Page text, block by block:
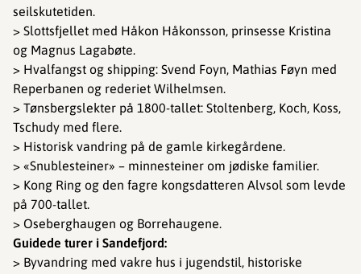
seilskutetiden.
> Slottsfjellet med Håkon Håkonsson, prinsesse Kristina
og Magnus Lagabøte.
> Hvalfangst og shipping: Svend Foyn, Mathias Føyn med
Reperbanen og rederiet Wilhelmsen.
> Tønsbergslekter på 1800-tallet: Stoltenberg, Koch, Koss,
Tschudy med flere.
> Historisk vandring på de gamle kirkegårdene.
> «Snublesteiner» – minnesteiner om jødiske familier.
> Kong Ring og den fagre kongsdatteren Alvsol som levde
på 700-tallet.
> Oseberghaugen og Borrehaugene.
Guidede turer i Sandefjord:
> Byvandring med vakre hus i jugendstil, historiske